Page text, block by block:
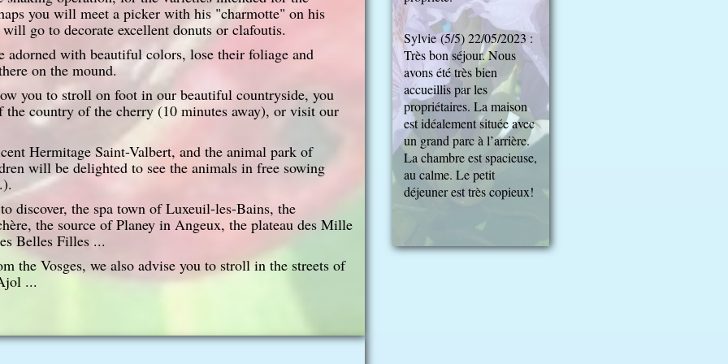
you will meet a picker with his "charmotte" on his
go to decorate excellent donuts or clafoutis.
adorned with beautiful colors, lose their foliage and
on the mound.
you to stroll on foot in our beautiful countryside, you
the country of the cherry (10 minutes away), or visit our
Hermitage Saint-Valbert, and the animal park of
will be delighted to see the animals in free sowing
discover, the spa town of Luxeuil-les-Bains, the
the source of Planey in Angeux, the plateau des Mille
Belles Filles ...
the Vosges, we also advise you to stroll in the streets of
...
Sylvie (5/5) 22/05/2023 :
Très bon séjour. Nous
avons été très bien
accueillis par les
propriétaires. La maison
est idéalement située avec
un grand parc à l’arrière.
La chambre est spacieuse,
au calme. Le petit
déjeuner est très copieux!